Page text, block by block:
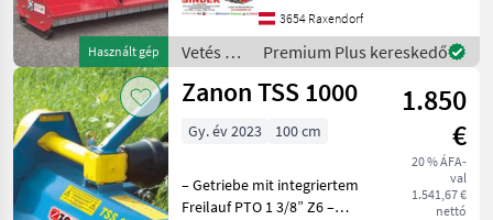
Használt gép
✔️ Arbeitsbreite 200cm ✔️
Aussenbreite 215cm, ✔️
Universal-Dreipunk
3654 Raxendorf
Vetés és
növényápolás
/
Premium Plus kereskedő
Zanon TSS 1000
1.850
€
20 % ÁFA-
val
1.541,67 €
nettó
Gy. év 2023 100 cm
– Getriebe mit integriertem
Freilauf PTO 1 3/8” Z6 –